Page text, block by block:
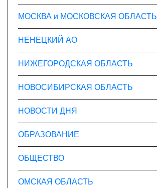
МОСКВА и МОСКОВСКАЯ ОБЛАСТЬ
НЕНЕЦКИЙ АО
НИЖЕГОРОДСКАЯ ОБЛАСТЬ
НОВОСИБИРСКАЯ ОБЛАСТЬ
НОВОСТИ ДНЯ
ОБРАЗОВАНИЕ
ОБЩЕСТВО
ОМСКАЯ ОБЛАСТЬ